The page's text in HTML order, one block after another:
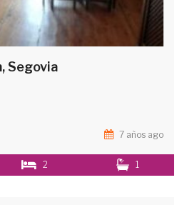
Segovia
7 años ago
2 1